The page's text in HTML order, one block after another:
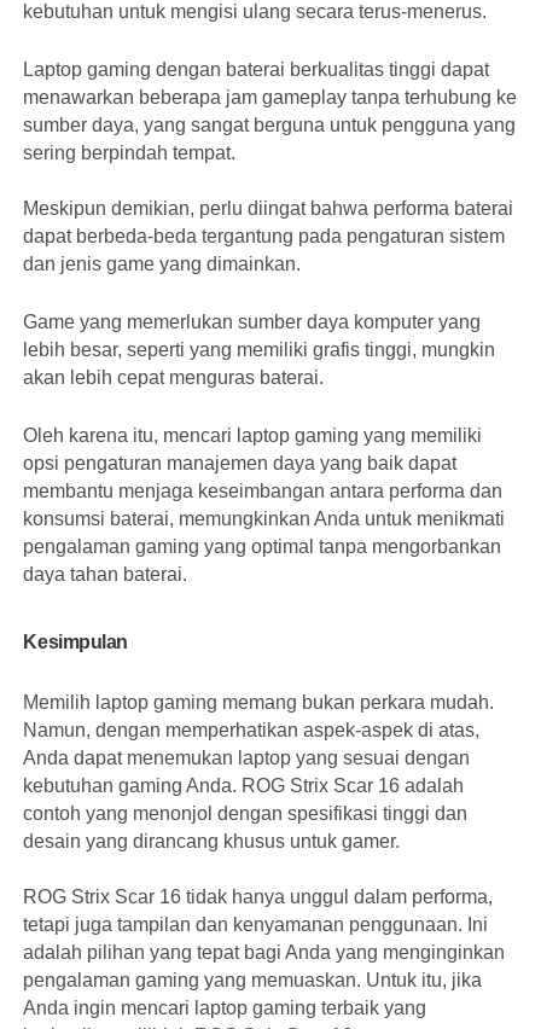
kebutuhan untuk mengisi ulang secara terus-menerus.
Laptop gaming dengan baterai berkualitas tinggi dapat
menawarkan beberapa jam gameplay tanpa terhubung ke
sumber daya, yang sangat berguna untuk pengguna yang
sering berpindah tempat.
Meskipun demikian, perlu diingat bahwa performa baterai
dapat berbeda-beda tergantung pada pengaturan sistem
dan jenis game yang dimainkan.
Game yang memerlukan sumber daya komputer yang
lebih besar, seperti yang memiliki grafis tinggi, mungkin
akan lebih cepat menguras baterai.
Oleh karena itu, mencari laptop gaming yang memiliki
opsi pengaturan manajemen daya yang baik dapat
membantu menjaga keseimbangan antara performa dan
konsumsi baterai, memungkinkan Anda untuk menikmati
pengalaman gaming yang optimal tanpa mengorbankan
daya tahan baterai.
Kesimpulan
Memilih laptop gaming memang bukan perkara mudah.
Namun, dengan memperhatikan aspek-aspek di atas,
Anda dapat menemukan laptop yang sesuai dengan
kebutuhan gaming Anda. ROG Strix Scar 16 adalah
contoh yang menonjol dengan spesifikasi tinggi dan
desain yang dirancang khusus untuk gamer.
ROG Strix Scar 16 tidak hanya unggul dalam performa,
tetapi juga tampilan dan kenyamanan penggunaan. Ini
adalah pilihan yang tepat bagi Anda yang menginginkan
pengalaman gaming yang memuaskan. Untuk itu, jika
Anda ingin mencari laptop gaming terbaik yang